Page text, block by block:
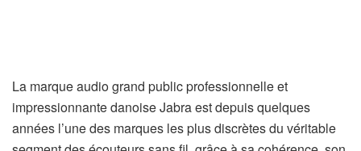
La marque audio grand public professionnelle et
impressionnante danoise Jabra est depuis quelques
années l’une des marques les plus discrètes du véritable